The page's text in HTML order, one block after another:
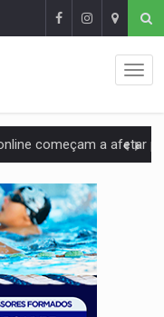
árvores não será mais suficiente para
para possível base secreta no satélite
Incêndio destrói carro que era rebocado para oficina
moto na frente do bar
Iniciativa Amazônia+10 lança chamada para fortalecer